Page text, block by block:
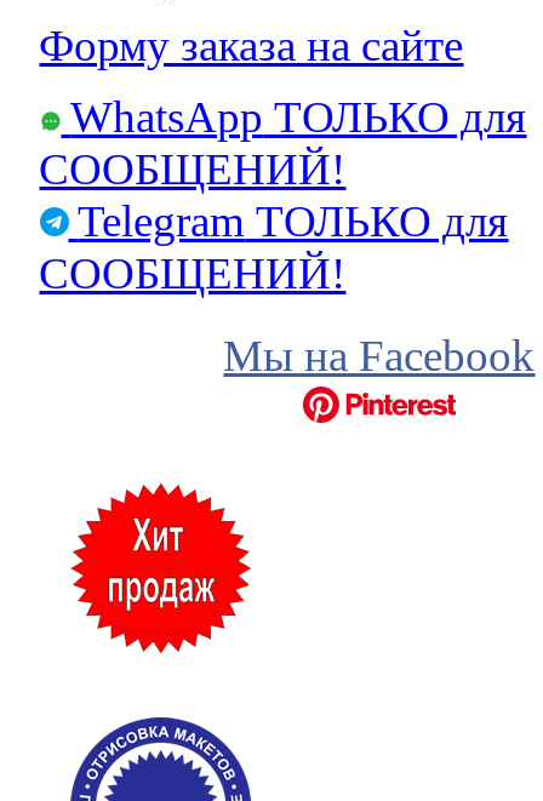
Форму заказа на сайте
WhatsApp ТОЛЬКО для
СООБЩЕНИЙ!
Telegram ТОЛЬКО для
СООБЩЕНИЙ!
Мы на Facebook